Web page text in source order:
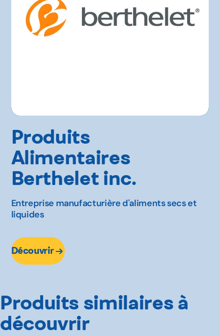
Produits
Alimentaires
Berthelet inc.
Entreprise manufacturière d'aliments secs et
liquides
Découvrir
Produits similaires à
découvrir